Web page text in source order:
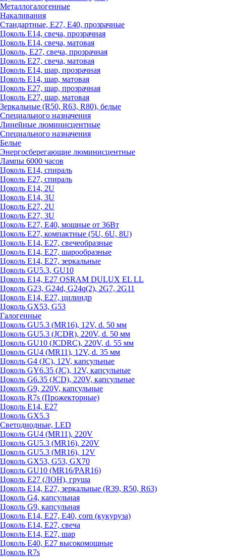
Металлогалогенные
Накаливания
Стандартные, Е27, Е40, прозрачные
Цоколь Е14, свеча, прозрачная
Цоколь Е14, свеча, матовая
Цоколь, Е27, свеча, прозрачная
Цоколь Е27, свеча, матовая
Цоколь Е14, шар, прозрачная
Цоколь Е14, шар, матовая
Цоколь Е27, шар, прозрачная
Цоколь Е27, шар, матовая
Зеркальные (R50, R63, R80), белые
Специального назначения
Линейные люминисцентные
Специального назначения
Белые
Энергосберегающие люминисцентные
Лампы 6000 часов
Цоколь Е14, спираль
Цоколь Е27, спираль
Цоколь Е14, 2U
Цоколь Е14, 3U
Цоколь Е27, 2U
Цоколь Е27, 3U
Цоколь Е27, Е40, мощные от 36Вт
Цоколь Е27, компактные (5U, 6U, 8U)
Цоколь Е14, Е27, свечеобразные
Цоколь Е14, Е27, шарообразные
Цоколь Е14, Е27, зеркальные
Цоколь GU5.3, GU10
Цоколь Е14, Е27 OSRAM DULUX EL LL
Цоколь G23, G24d, G24q(2), 2G7, 2G11
Цоколь Е14, Е27, цилиндр
Цоколь GX53, G53
Галогенные
Цоколь GU5.3 (MR16), 12V, d. 50 мм
Цоколь GU5.3 (JCDR), 220V, d. 50 мм
Цоколь GU10 (JCDRC), 220V, d. 55 мм
Цоколь GU4 (MR11), 12V, d. 35 мм
Цоколь G4 (JC), 12V, капсульные
Цоколь GY6.35 (JC), 12V, капсульные
Цоколь G6.35 (JCD), 220V, капсульные
Цоколь G9, 220V, капсульные
Цоколь R7s (Прожекторные)
Цоколь E14, E27
Цоколь GX5.3
Светодиодные, LED
Цоколь GU4 (MR11), 220V
Цоколь GU5.3 (MR16), 220V
Цоколь GU5.3 (MR16), 12V
Цоколь GX53, G53, GX70
Цоколь GU10 (MR16/PAR16)
Цоколь Е27 (ЛОН), груша
Цоколь Е14, Е27, зеркальные (R39, R50, R63)
Цоколь G4, капсульная
Цоколь G9, капсульная
Цоколь Е14, Е27, Е40, corn (кукуруза)
Цоколь Е14, Е27, свеча
Цоколь Е14, Е27, шар
Цоколь Е40, Е27 высокомощные
Цоколь R7s